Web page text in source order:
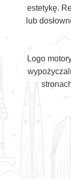
estetykę.
lub
Logo